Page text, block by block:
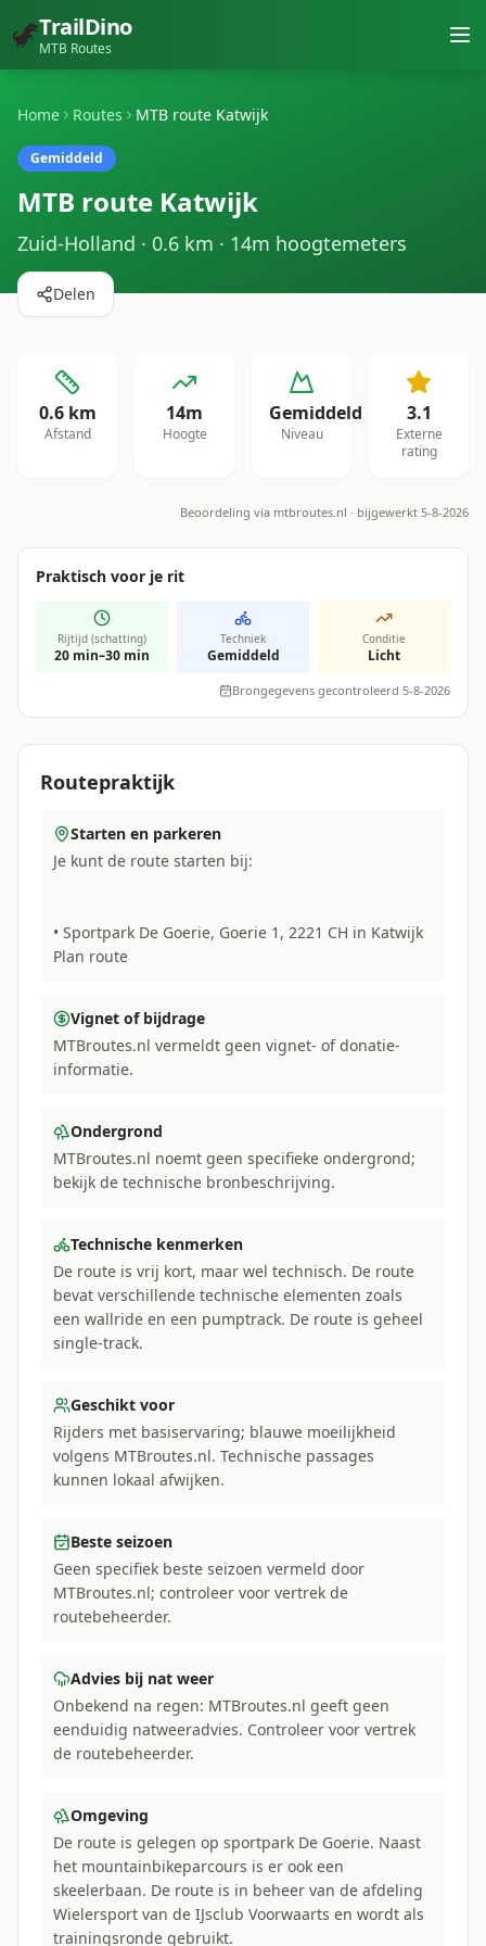
🦖TrailDino
MTB Routes
Home Routes MTB route Katwijk
Gemiddeld
MTB route Katwijk
Zuid-Holland · 0.6 km · 14m hoogtemeters
Delen
0.6km
Afstand
14m
Hoogte
Gemiddeld
Niveau
3.1
Externe
rating
Beoordeling via mtbroutes.nl · bijgewerkt 5-8-2026
Praktisch voor je rit
Rijtijd (schatting)
20 min–30 min
Techniek
Gemiddeld
Conditie
Licht
Brongegevens gecontroleerd 5-8-2026
Routepraktijk
Starten en parkeren
Je kunt de route starten bij:
• Sportpark De Goerie, Goerie 1, 2221 CH in Katwijk
Plan route
Vignet of bijdrage
MTBroutes.nl vermeldt geen vignet- of donatie-
informatie.
Ondergrond
MTBroutes.nl noemt geen specifieke ondergrond;
bekijk de technische bronbeschrijving.
Technische kenmerken
De route is vrij kort, maar wel technisch. De route
bevat verschillende technische elementen zoals
een wallride en een pumptrack. De route is geheel
single-track.
Geschikt voor
Rijders met basiservaring; blauwe moeilijkheid
volgens MTBroutes.nl. Technische passages
kunnen lokaal afwijken.
Beste seizoen
Geen specifiek beste seizoen vermeld door
MTBroutes.nl; controleer voor vertrek de
routebeheerder.
Advies bij nat weer
Onbekend na regen: MTBroutes.nl geeft geen
eenduidig natweeradvies. Controleer voor vertrek
de routebeheerder.
Omgeving
De route is gelegen op sportpark De Goerie. Naast
het mountainbikeparcours is er ook een
skeelerbaan. De route is in beheer van de afdeling
Wielersport van de IJsclub Voorwaarts en wordt als
trainingsronde gebruikt.